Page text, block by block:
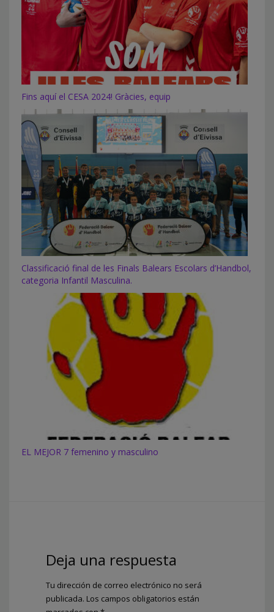
Fins aquí el CESA 2024! Gràcies, equip
Classificació final de les Finals Balears Escolars d’Handbol,
categoria Infantil Masculina.
EL MEJOR 7 femenino y masculino
Deja una respuesta
Tu dirección de correo electrónico no será
publicada. Los campos obligatorios están